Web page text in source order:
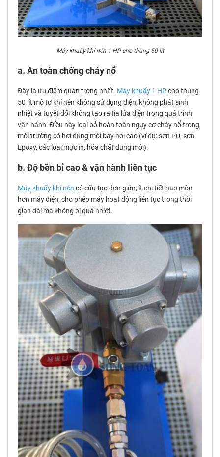
Máy khuấy khí nén 1 HP cho thùng 50 lít
a. An toàn chống cháy nổ
Đây là ưu điểm quan trọng nhất. Máy khuấy 1 HPcho thùng
50 lít mô tơ khí nén không sử dụng điện, không phát sinh
nhiệt và tuyệt đối không tạo ra tia lửa điện trong quá trình
vận hành. Điều này loại bỏ hoàn toàn nguy cơ cháy nổ trong
môi trường có hơi dung môi bay hơi cao (ví dụ: sơn PU, sơn
Epoxy, các loại mực in, hóa chất dung môi).
b. Độ bền bỉ cao & vận hành liên tục
Máy khuấy khí nén có cấu tạo đơn giản, ít chi tiết hao mòn
hơn máy điện, cho phép máy hoạt động liên tục trong thời
gian dài mà không bị quá nhiệt.